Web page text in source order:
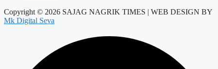
Copyright © 2026 SAJAG NAGRIK TIMES | WEB DESIGN BY
Mk Digital Seva